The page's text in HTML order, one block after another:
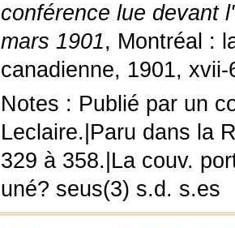
conférence lue devant
mars 1901, Montréal :
canadienne, 1901,
Notes : Publié par un
Leclaire.|Paru dans la
329 à 358.|La couv.
uné? seus(3) s.d. s.es